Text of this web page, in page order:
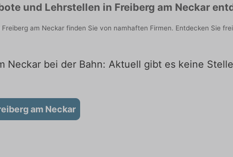
und Lehrstellen in Freiberg am Neckar
am Neckar finden Sie von namhaften Firmen. Entdecken Sie
Neckar bei der Bahn: Aktuell gibt es keine
am Neckar